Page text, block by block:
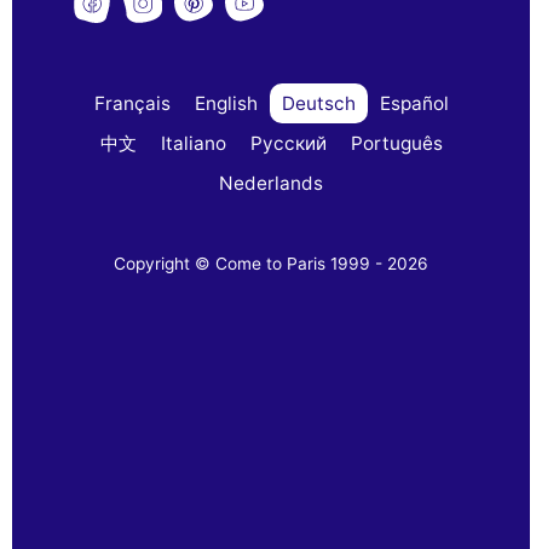
Français English Deutsch
Español
中文
Italiano Русский
Português
Nederlands
Copyright © Come to Paris 1999 - 2026